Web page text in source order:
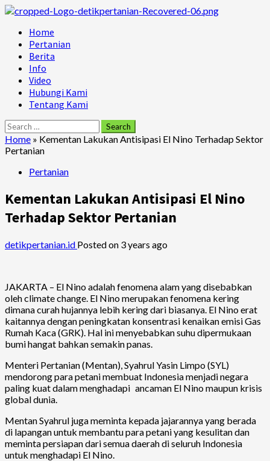
Skip
content
Primary
Menu
Home
Pertanian
Berita
Info
Video
Hubungi Kami
Tentang Kami
Search
for:
Home » Kementan Lakukan Antisipasi El Nino Terhadap Sektor
Pertanian
Pertanian
Kementan Lakukan Antisipasi El Nino
Terhadap Sektor Pertanian
detikpertanian.id Posted on 3 years ago
JAKARTA – El Nino adalah fenomena alam yang disebabkan
oleh climate change. El Nino merupakan fenomena kering
dimana curah hujannya lebih kering dari biasanya. El Nino erat
kaitannya dengan peningkatan konsentrasi kenaikan emisi Gas
Rumah Kaca (GRK). Hal ini menyebabkan suhu dipermukaan
bumi hangat bahkan semakin panas.
Menteri Pertanian (Mentan), Syahrul Yasin Limpo (SYL)
mendorong para petani membuat Indonesia menjadi negara
paling kuat dalam menghadapi ancaman El Nino maupun krisis
global dunia.
Mentan Syahrul juga meminta kepada jajarannya yang berada
di lapangan untuk membantu para petani yang kesulitan dan
meminta persiapan dari semua daerah di seluruh Indonesia
untuk menghadapi El Nino.